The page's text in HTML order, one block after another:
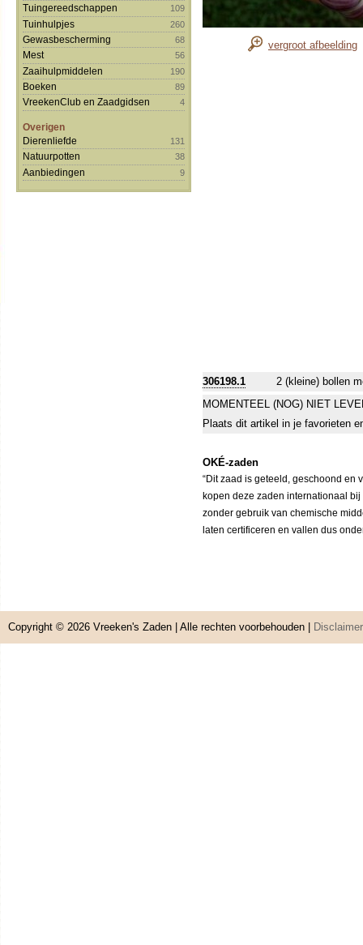
Tuingereedschappen 109
Tuinhulpjes 260
Gewasbescherming 68
Mest 56
Zaaihulpmiddelen 190
Boeken 89
VreekenClub en Zaadgidsen 4
Overigen
Dierenliefde
131
Natuurpotten 38
Aanbiedingen 9
vergroot afbeelding
306198.1
2 (kleine) bollen
MOMENTEEL (NOG) NIET
Plaats dit artikel in je favorieten
OKÉ-zaden
“Dit zaad is geteeld, geschoond en
kopen deze zaden internationaal
zonder gebruik van chemische
laten certificeren en vallen dus
Copyright © 2026 Vreeken's Zaden | Alle rechten voorbehouden | Disclaimer